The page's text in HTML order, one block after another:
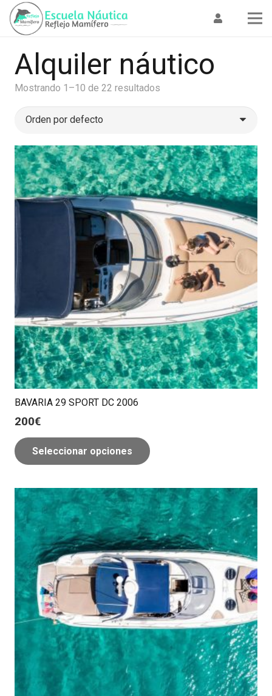
Alquiler náutico
Mostrando 1–10 de 22 resultados
BAVARIA 29 SPORT DC 2006
200€
Seleccionar opciones